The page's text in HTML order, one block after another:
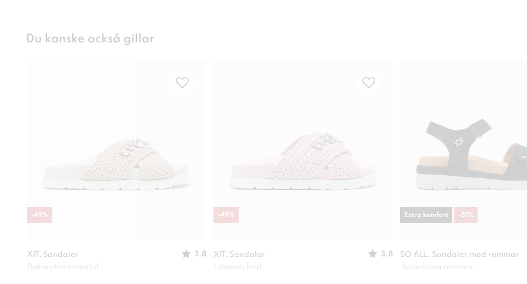
Du kanske också gillar
XIT, Sandaler
3.8
Dekorativt material
-49%
XIT, Sandaler
3.8
Lättmatchad
-49%
SO ALL, Sandaler med remmar
Justerbara remmar
Extra komfort -51 %